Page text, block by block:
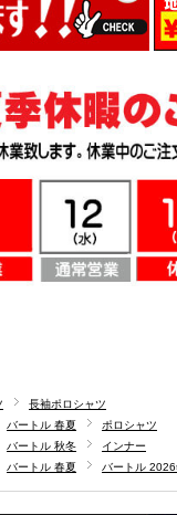
長袖ポロシャツ
バートル 春夏
ポロシャツ
バートル 秋冬
インナー
バートル 春夏 バートル